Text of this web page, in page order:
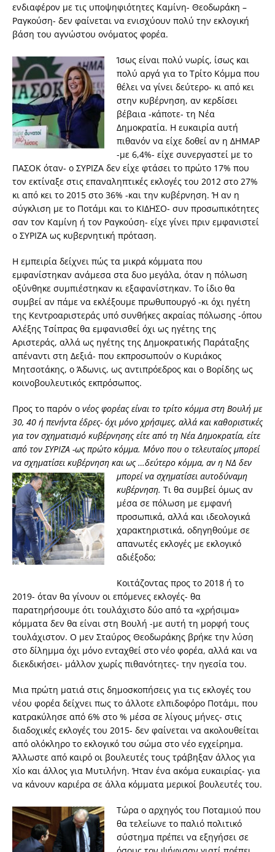
ενδιαφέρον με τις υποψηφιότητες Καμίνη- Θεοδωράκη –
Ραγκούση- δεν φαίνεται να ενισχύουν πολύ την εκλογική
βάση του αγνώστου ονόματος φορέα.
Ίσως είναι πολύ νωρίς, ίσως και
πολύ αργά για το Τρίτο Κόμμα που
θέλει να γίνει δεύτερο- κι από κει
στην κυβέρνηση, αν κερδίσει
βέβαια -κάποτε- τη Νέα
Δημοκρατία. Η ευκαιρία αυτή
πιθανόν να είχε δοθεί αν η ΔΗΜΑΡ
-με 6,4%- είχε συνεργαστεί με το
ΠΑΣΟΚ όταν- ο ΣΥΡΙΖΑ δεν είχε φτάσει το πρώτο 17% που
τον εκτίναξε στις επαναληπτικές εκλογές του 2012 στο 27%
κι από κει το 2015 στο 36% -και την κυβέρνηση. Ή αν η
σύγκλιση με το Ποτάμι και το ΚΙΔΗΣΟ- συν προσωπικότητες
σαν τον Καμίνη ή τον Ραγκούση- είχε γίνει πριν εμφανιστεί
ο ΣΥΡΙΖΑ ως κυβερνητική πρόταση.
Η εμπειρία δείχνει πώς τα μικρά κόμματα που
εμφανίστηκαν ανάμεσα στα δυο μεγάλα, όταν η πόλωση
οξύνθηκε συμπιέστηκαν κι εξαφανίστηκαν. Το ίδιο θα
συμβεί αν πάμε να εκλέξουμε πρωθυπουργό -κι όχι ηγέτη
της Κεντροαριστεράς υπό συνθήκες ακραίας πόλωσης -όπου
Αλέξης Τσίπρας θα εμφανισθεί όχι ως ηγέτης της
Αριστεράς, αλλά ως ηγέτης της Δημοκρατικής Παράταξης
απέναντι στη Δεξιά- που εκπροσωπούν ο Κυριάκος
Μητσοτάκης, ο Άδωνις, ως αντιπρόεδρος και ο Βορίδης ως
κοινοβουλευτικός εκπρόσωπος.
Προς το παρόν ο νέος φορέας είναι το τρίτο κόμμα στη Βουλή με
30, 40 ή πενήντα έδρες- όχι μόνο χρήσιμες, αλλά και καθοριστικές
για τον σχηματισμό κυβέρνησης είτε από τη Νέα Δημοκρατία, είτε
από τον ΣΥΡΙΖΑ -ως πρώτο κόμμα. Μόνο που ο τελευταίος μπορεί
να σχηματίσει κυβέρνηση και ως …δεύτερο κόμμα, αν η ΝΔ δεν
μπορεί να σχηματίσει αυτοδύναμη
κυβέρνηση. Τι θα συμβεί όμως αν
μέσα σε πόλωση με εμφανή
προσωπικά, αλλά και ιδεολογικά
χαρακτηριστικά, οδηγηθούμε σε
απανωτές εκλογές με εκλογικό
αδιέξοδο;
Κοιτάζοντας προς το 2018 ή το
2019- όταν θα γίνουν οι επόμενες εκλογές- θα
παρατηρήσουμε ότι τουλάχιστο δύο από τα «χρήσιμα»
κόμματα δεν θα είναι στη Βουλή -με αυτή τη μορφή τους
τουλάχιστον. Ο μεν Σταύρος Θεοδωράκης βρήκε την λύση
στο δίλημμα όχι μόνο ενταχθεί στο νέο φορέα, αλλά και να
διεκδικήσει- μάλλον χωρίς πιθανότητες- την ηγεσία του.
Μια πρώτη ματιά στις δημοσκοπήσεις για τις εκλογές του
νέου φορέα δείχνει πως το άλλοτε ελπιδοφόρο Ποτάμι, που
κατρακύλησε από 6% στο % μέσα σε λίγους μήνες- στις
διαδοχικές εκλογές του 2015- δεν φαίνεται να ακολουθείται
από ολόκληρο το εκλογικό του σώμα στο νέο εγχείρημα.
Άλλωστε από καιρό οι βουλευτές τους τράβηξαν άλλος για
Χίο και άλλος για Μυτιλήνη. Ήταν ένα ακόμα ευκαιρίας- για
να κάνουν καριέρα σε άλλα κόμματα μερικοί βουλευτές του.
Τώρα ο αρχηγός του Ποταμιού που
θα τελείωνε το παλιό πολιτικό
σύστημα πρέπει να εξηγήσει σε